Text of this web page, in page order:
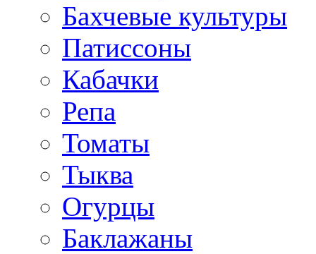
Бахчевые культуры
Патиссоны
Кабачки
Репа
Томаты
Тыква
Огурцы
Баклажаны